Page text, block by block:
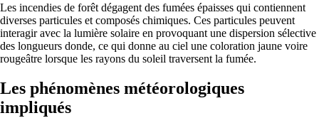
Les incendies de forêt dégagent des fumées épaisses qui contiennent
diverses particules et composés chimiques. Ces particules peuvent
interagir avec la lumière solaire en provoquant une dispersion sélective
des longueurs donde, ce qui donne au ciel une coloration jaune voire
rougeâtre lorsque les rayons du soleil traversent la fumée.
Les phénomènes météorologiques
impliqués